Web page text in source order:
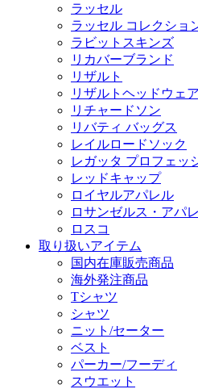
ラッセル
ラッセル コレクショ
ラビットスキンズ
リカバーブランド
リザルト
リザルトヘッドウェ
リチャードソン
リバティ バッグス
レイルロードソック
レガッタ プロフェッ
レッドキャップ
ロイヤルアパレル
ロサンゼルス・アパ
ロスコ
取り扱いアイテム
国内在庫販売商品
海外発注商品
Tシャツ
シャツ
ニット/セーター
ベスト
パーカー/フーディ
スウエット